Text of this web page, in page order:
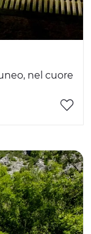
nel cuore